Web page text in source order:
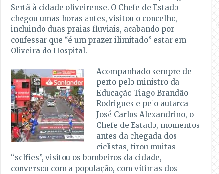
Sertã à cidade oliveirense. O Chefe de Estado
chegou umas horas antes, visitou o concelho,
incluindo duas praias fluviais, acabando por
confessar que “é um prazer ilimitado” estar em
Oliveira do Hospital.
Acompanhado sempre de
perto pelo ministro da
Educação Tiago Brandão
Rodrigues e pelo autarca
José Carlos Alexandrino, o
Chefe de Estado, momentos
antes da chegada dos
ciclistas, tirou muitas
“selfies”, visitou os bombeiros da cidade,
conversou com a população, com vítimas dos